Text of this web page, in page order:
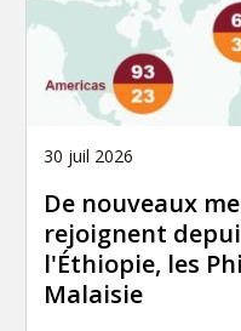
30 juil 2026
De nouveaux
rejoignent
l'Éthiopie, les
Malaisie